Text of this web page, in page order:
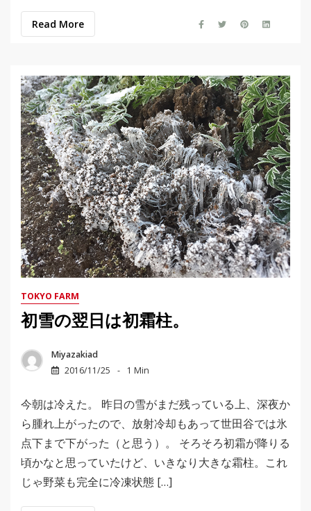
Read More
TOKYO FARM
初雪の翌日は初霜柱。
Miyazakiad
2016/11/25
1 Min
今朝は冷えた。 昨日の雪がまだ残っている上、深夜か
ら腫れ上がったので、放射冷却もあって世田谷では氷
点下まで下がった（と思う）。 そろそろ初霜が降りる
頃かなと思っていたけど、いきなり大きな霜柱。これ
じゃ野菜も完全に冷凍状態 […]